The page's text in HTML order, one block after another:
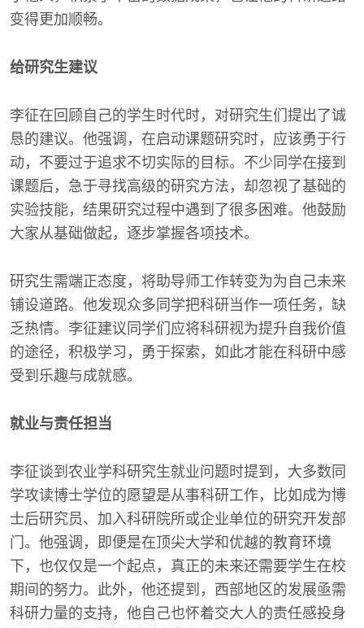
变得更加顺畅。
给研究生建议
李征在回顾自己的学生时代时，对研究生们提出了诚
恳的建议。他强调，在启动课题研究时，应该勇于行
动，不要过于追求不切实际的目标。不少同学在接到
课题后，急于寻找高级的研究方法，却忽视了基础的
实验技能，结果研究过程中遇到了很多困难。他鼓励
大家从基础做起，逐步掌握各项技术。
研究生需端正态度，将助导师工作转变为为自己未来
铺设道路。他发现众多同学把科研当作一项任务，缺
乏热情。李征建议同学们应将科研视为提升自我价值
的途径，积极学习，勇于探索，如此才能在科研中感
受到乐趣与成就感。
就业与责任担当
李征谈到农业学科研究生就业问题时提到，大多数同
学攻读博士学位的愿望是从事科研工作，比如成为博
士后研究员、加入科研院所或企业单位的研究开发部
门。他强调，即便是在顶尖大学和优越的教育环境
下，也仅仅是一个起点，真正的未来还需要学生在校
期间的努力。此外，他还提到，西部地区的发展亟需
科研力量的支持，他自己也怀着交大人的责任感投身